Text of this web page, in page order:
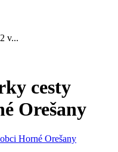
v...
cesty
Orešany